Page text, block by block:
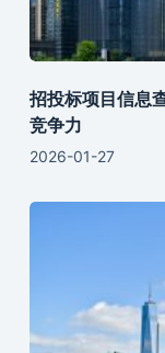
招投标项目信息
竞争力
2026-01-27